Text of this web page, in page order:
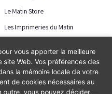
Le Matin Store
Les Imprimeries du Matin
vous apporter la meilleure
Web. Vos préférences des
la mémoire locale de votre
de cookies nécessaires au
outre, vous pouvez décider